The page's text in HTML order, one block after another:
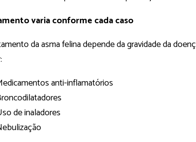
varia conforme cada caso
da asma felina depende da gravidade da
anti-inflamatórios
de inaladores